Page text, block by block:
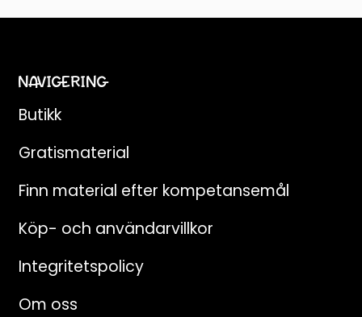
NAVIGERING
Butikk
Gratismaterial
Finn material efter kompetansemål
Köp- och användarvillkor
Integritetspolicy
Om oss